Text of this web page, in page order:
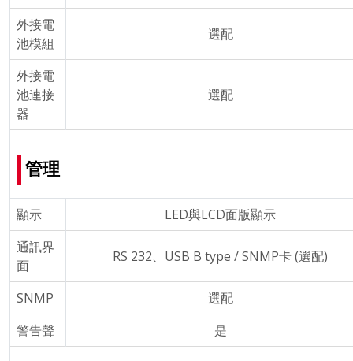
外接電
池模組
選配
外接電
池連接
器
選配
管理
顯示
LED與LCD面版顯示
通訊界
面
RS 232、USB B type / SNMP卡 (選配)
SNMP
選配
警告聲
是